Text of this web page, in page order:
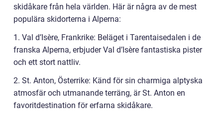
skidåkare från hela världen. Här är några av de mest
populära skidorterna i Alperna:
1. Val d’Isère, Frankrike: Beläget i Tarentaisedalen i de
franska Alperna, erbjuder Val d’Isère fantastiska pister
och ett stort nattliv.
2. St. Anton, Österrike: Känd för sin charmiga alptyska
atmosfär och utmanande terräng, är St. Anton en
favoritdestination för erfarna skidåkare.